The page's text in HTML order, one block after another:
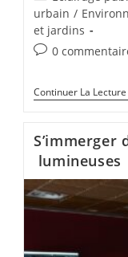
urbain /
et jardins
0
Continuer La Lecture
S’immerger
lumineuses